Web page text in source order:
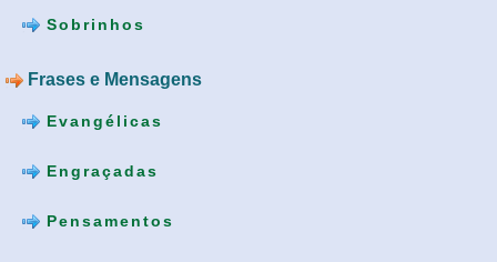
Sobrinhos
Frases e Mensagens
Evangélicas
Engraçadas
Pensamentos